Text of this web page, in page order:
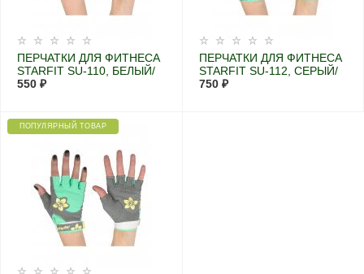
ПЕРЧАТКИ ДЛЯ ФИТНЕСА
STARFIT SU-110, БЕЛЫЙ/
ГОЛУБОЙ (XS)
550 ₽
ПЕРЧАТКИ ДЛЯ ФИТНЕСА
STARFIT SU-112, СЕРЫЙ/
МЯТНЫЙ/ЖЕЛТЫЙ (S)
750 ₽
ПОПУЛЯРНЫЙ ТОВАР